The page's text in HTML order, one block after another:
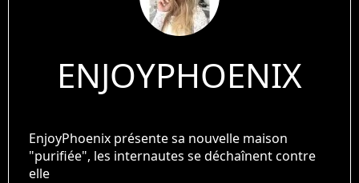
ENJOYPHOENIX
EnjoyPhoenix présente sa nouvelle maison
"purifiée", les internautes se déchaînent contre
elle